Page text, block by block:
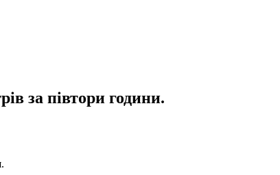
за півтори години.